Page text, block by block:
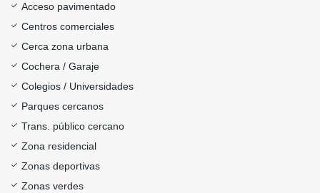
Acceso pavimentado
Centros comerciales
Cerca zona urbana
Cochera / Garaje
Colegios / Universidades
Parques cercanos
Trans. público cercano
Zona residencial
Zonas deportivas
Zonas verdes